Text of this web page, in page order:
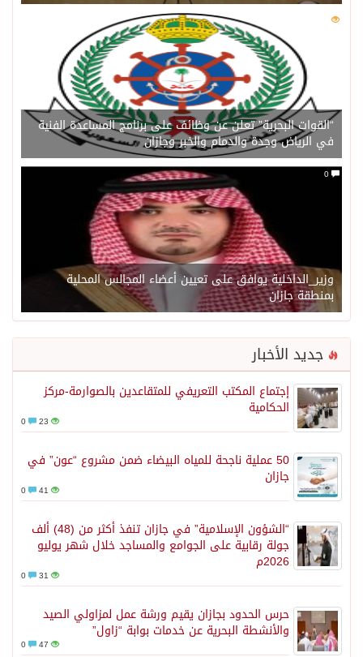
202
“القوات البحرية” تعلن عن وظائف على برنامج المساعدة الفنية
في الرياض وجدة والدمام والخبر وجازان
وزير_الداخلية يوافق على تعيين أعضاء المجالس المحلية
بمنطقة جازان
جديد الأخبار
إجتماع المكتب التعريفي للمتقاعدين بالصوارمة-مركز
الحكامية
23
50 عملية ناجحة للمياه البيضاء ضمن مشروع “عون” في
جازان
41
“الشؤون الإسلامية” في جازان تنفذ أكثر من (48) ألف
جولة رقابية على الجوامع والمساجد خلال شهر يوليو
2026م
31
حرس الحدود بجازان يقيم ورشة عمل لمزاولي الصيد
والأنشطة البحرية عن خدمات بوابة “زاول”
47